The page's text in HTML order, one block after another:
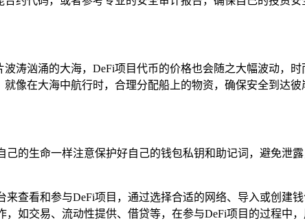
涛汹涌的大海，DeFi项目代币的价格也会随之大幅波动，
像在大海中航行时，合理分配船上的物资，确保安全到达彼
己的生命一样注意保护好自己的钱包私钥和助记词，避免
查看和参与DeFi项目，通过选择合适的网络、导入或创建
，如交易、流动性提供、借贷等，在参与DeFi项目的过程中